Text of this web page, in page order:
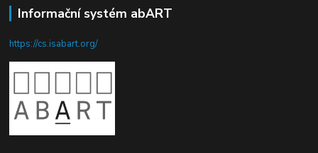
Informační systém abART
https://cs.isabart.org/